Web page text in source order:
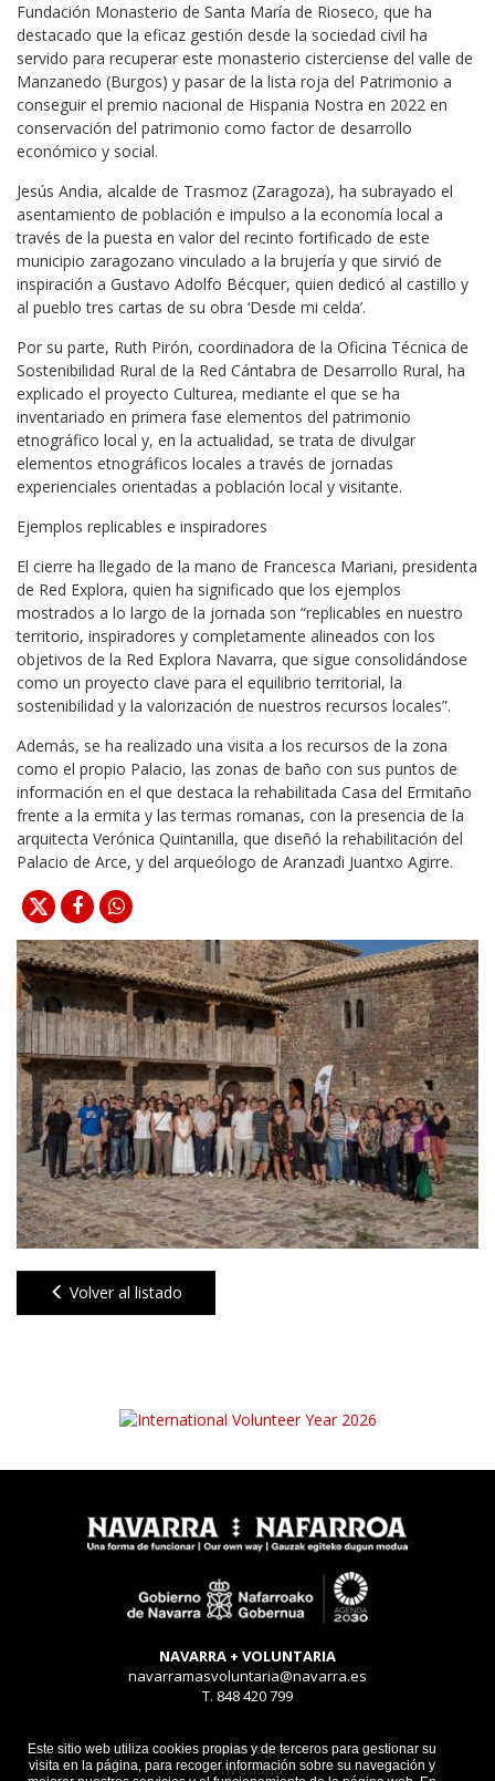
Este sitio web utiliza cookies propias y de terceros para gestionar su
visita en la página, para recoger información sobre su navegación y
Fundación Monasterio de Santa María de Rioseco, que ha
destacado que la eficaz gestión desde la sociedad civil ha
servido para recuperar este monasterio cisterciense del valle de
Manzanedo (Burgos) y pasar de la lista roja del Patrimonio a
conseguir el premio nacional de Hispania Nostra en 2022 en
conservación del patrimonio como factor de desarrollo
económico y social.
Jesús Andia, alcalde de Trasmoz (Zaragoza), ha subrayado el
asentamiento de población e impulso a la economía local a
través de la puesta en valor del recinto fortificado de este
municipio zaragozano vinculado a la brujería y que sirvió de
inspiración a Gustavo Adolfo Bécquer, quien dedicó al castillo y
al pueblo tres cartas de su obra ‘Desde mi celda’.
Por su parte, Ruth Pirón, coordinadora de la Oficina Técnica de
Sostenibilidad Rural de la Red Cántabra de Desarrollo Rural, ha
explicado el proyecto Culturea, mediante el que se ha
inventariado en primera fase elementos del patrimonio
etnográfico local y, en la actualidad, se trata de divulgar
elementos etnográficos locales a través de jornadas
experienciales orientadas a población local y visitante.
Ejemplos replicables e inspiradores
El cierre ha llegado de la mano de Francesca Mariani, presidenta
de Red Explora, quien ha significado que los ejemplos
mostrados a lo largo de la jornada son “replicables en nuestro
territorio, inspiradores y completamente alineados con los
objetivos de la Red Explora Navarra, que sigue consolidándose
como un proyecto clave para el equilibrio territorial, la
sostenibilidad y la valorización de nuestros recursos locales”.
Además, se ha realizado una visita a los recursos de la zona
como el propio Palacio, las zonas de baño con sus puntos de
información en el que destaca la rehabilitada Casa del Ermitaño
frente a la ermita y las termas romanas, con la presencia de la
arquitecta Verónica Quintanilla, que diseñó la rehabilitación del
Palacio de Arce, y del arqueólogo de Aranzadi Juantxo Agirre.
Volver al listado
NAVARRA + VOLUNTARIA
navarramasvoluntaria@navarra.es
T. 848 420 799
Aviso legal
Privacidad